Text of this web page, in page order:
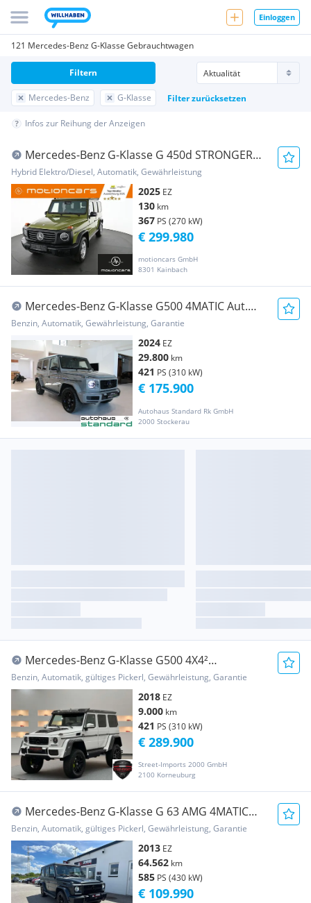
Einloggen
121 Mercedes-Benz G-Klasse Gebrauchtwagen
Mercedes-Benz G-Klasse Filter zurücksetzen
Filtern
Infos zur Reihung der Anzeigen
Mercedes-Benz G-Klasse G 450d STRONGER
THAN THE 1980s 1 of 460
Hybrid Elektro/Diesel, Automatik, Gewährleistung
2025 EZ
130 km
367 PS (270 kW)
motioncars GmbH
8301 Kainbach
€ 299.980
Mercedes-Benz G-Klasse G500 4MATIC Aut.
**exkl. Nova**
Benzin, Automatik, Gewährleistung, Garantie
2024 EZ
29.800 km
421 PS (310 kW)
Autohaus Standard Rk GmbH
2000 Stockerau
€ 175.900
Mercedes-Benz G-Klasse G500 4X4²
Benzin, Automatik, gültiges Pickerl, Gewährleistung, Garantie
2018 EZ
9.000 km
421 PS (310 kW)
Street-Imports 2000 GmbH
2100 Korneuburg
€ 289.900
Mercedes-Benz G-Klasse G 63 AMG 4MATIC
Aut. Designo
Benzin, Automatik, gültiges Pickerl, Gewährleistung, Garantie
2013 EZ
64.562 km
585 PS (430 kW)
€ 109.990